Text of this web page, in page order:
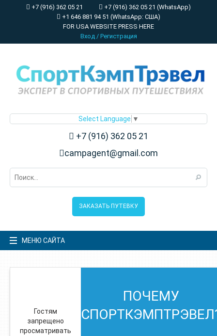
+7 (916) 362 05 21
+7 (916) 362 05 21 (WhatsApp)
+1 646 881 94 51 (WhatsApp: США)
FOR USA WEBSITE PRESS HERE
Вход/ Регистрация
Select Language ▼
+7 (916) 362 05 21
campagent@gmail.com
ЗАКАЗАТЬ ПУТЕВКУ
МЕНЮ САЙТА
Гостям
запрещено
просматривать
ПОЧЕМУ